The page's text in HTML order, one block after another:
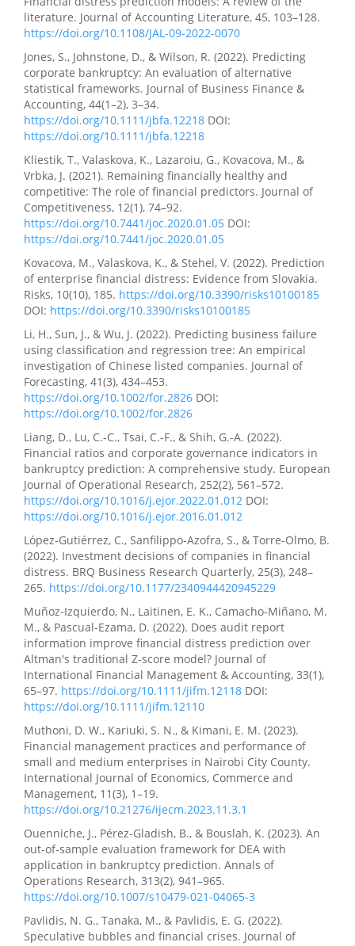
literature. Journal of Accounting Literature, 45, 103–128.
https://doi.org/10.1108/JAL-09-2022-0070
Jones, S., Johnstone, D., & Wilson, R. (2022). Predicting
corporate bankruptcy: An evaluation of alternative
statistical frameworks. Journal of Business Finance &
Accounting, 44(1–2), 3–34.
https://doi.org/10.1111/jbfa.12218 DOI:
https://doi.org/10.1111/jbfa.12218
Kliestik, T., Valaskova, K., Lazaroiu, G., Kovacova, M., &
Vrbka, J. (2021). Remaining financially healthy and
competitive: The role of financial predictors. Journal of
Competitiveness, 12(1), 74–92.
https://doi.org/10.7441/joc.2020.01.05 DOI:
https://doi.org/10.7441/joc.2020.01.05
Kovacova, M., Valaskova, K., & Stehel, V. (2022). Prediction
of enterprise financial distress: Evidence from Slovakia.
Risks, 10(10), 185. https://doi.org/10.3390/risks10100185
DOI: https://doi.org/10.3390/risks10100185
Li, H., Sun, J., & Wu, J. (2022). Predicting business failure
using classification and regression tree: An empirical
investigation of Chinese listed companies. Journal of
Forecasting, 41(3), 434–453.
https://doi.org/10.1002/for.2826 DOI:
https://doi.org/10.1002/for.2826
Liang, D., Lu, C.-C., Tsai, C.-F., & Shih, G.-A. (2022).
Financial ratios and corporate governance indicators in
bankruptcy prediction: A comprehensive study. European
Journal of Operational Research, 252(2), 561–572.
https://doi.org/10.1016/j.ejor.2022.01.012 DOI:
https://doi.org/10.1016/j.ejor.2016.01.012
López-Gutiérrez, C., Sanfilippo-Azofra, S., & Torre-Olmo, B.
(2022). Investment decisions of companies in financial
distress. BRQ Business Research Quarterly, 25(3), 248–
265. https://doi.org/10.1177/2340944420945229
Muñoz-Izquierdo, N., Laitinen, E. K., Camacho-Miñano, M.
M., & Pascual-Ezama, D. (2022). Does audit report
information improve financial distress prediction over
Altman's traditional Z-score model? Journal of
International Financial Management & Accounting, 33(1),
65–97. https://doi.org/10.1111/jifm.12118 DOI:
https://doi.org/10.1111/jifm.12110
Muthoni, D. W., Kariuki, S. N., & Kimani, E. M. (2023).
Financial management practices and performance of
small and medium enterprises in Nairobi City County.
International Journal of Economics, Commerce and
Management, 11(3), 1–19.
https://doi.org/10.21276/ijecm.2023.11.3.1
Ouenniche, J., Pérez-Gladish, B., & Bouslah, K. (2023). An
out-of-sample evaluation framework for DEA with
application in bankruptcy prediction. Annals of
Operations Research, 313(2), 941–965.
https://doi.org/10.1007/s10479-021-04065-3
Pavlidis, N. G., Tanaka, M., & Pavlidis, E. G. (2022).
Speculative bubbles and financial crises. Journal of